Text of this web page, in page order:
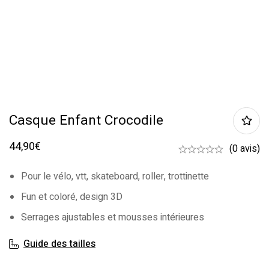
Casque Enfant Crocodile
44,90€
(0 avis)
Pour le vélo, vtt, skateboard, roller, trottinette
Fun et coloré, design 3D
Serrages ajustables et mousses intérieures
Guide des tailles